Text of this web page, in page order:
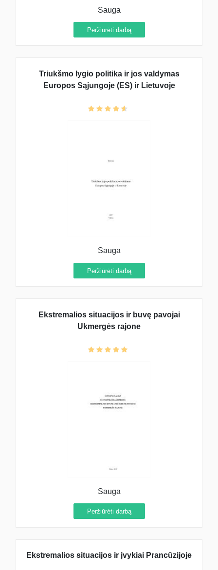
Sauga
Peržiūrėti darbą
Triukšmo lygio politika ir jos valdymas
Europos Sąjungoje (ES) ir Lietuvoje
Sauga
Peržiūrėti darbą
Ekstremalios situacijos ir buvę pavojai
Ukmergės rajone
Sauga
Peržiūrėti darbą
Ekstremalios situacijos ir įvykiai Prancūzijoje